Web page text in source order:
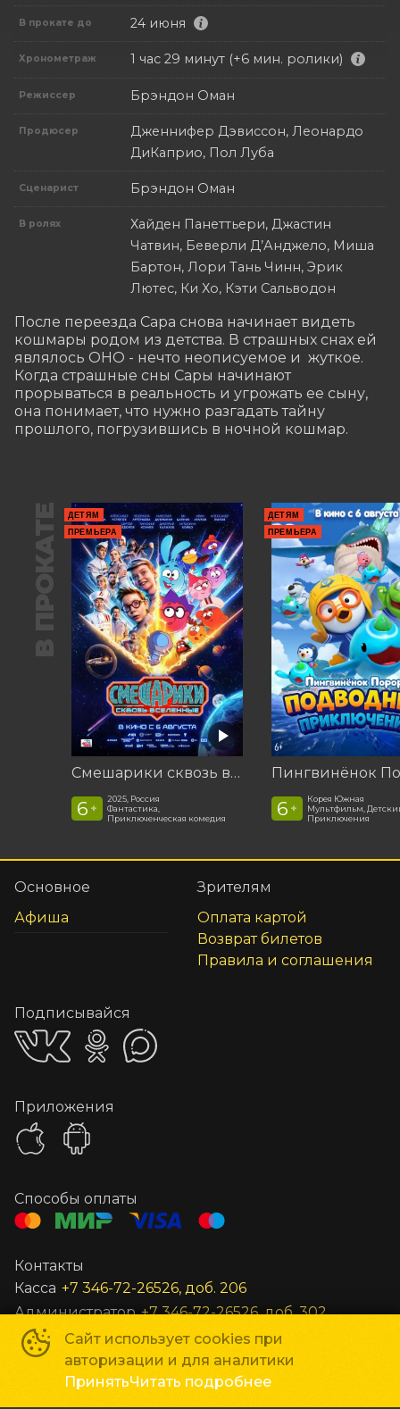
В прокате до 24 июня
Хронометраж 1 час 29 минут (+6 мин. ролики)
Режиссер Брэндон Оман
Продюсер
Дженнифер Дэвиссон, Леонардо
ДиКаприо, Пол Луба
Сценарист Брэндон Оман
В ролях
Хайден Панеттьери, Джастин
Чатвин, Беверли Д’Анджело, Миша
Бартон, Лори Тань Чинн, Эрик
Лютес, Ки Хо, Кэти Сальводон
После переезда Сара снова начинает видеть
кошмары родом из детства. В страшных снах ей
являлось ОНО - нечто неописуемое и  жуткое.
Когда страшные сны Сары начинают
прорываться в реальность и угрожать ее сыну,
она понимает, что нужно разгадать тайну
прошлого, погрузившись в ночной кошмар.
В ПРОКАТЕ
ДЕТЯМ
ПРЕМЬЕРА
Смешарики сквозь вселенные
6 +
2025, Россия
Фантастика,
Приключенческая комедия
ДЕТЯМ
ПРЕМЬЕРА
6 +
Корея Южная
Мультфильм,
Приключения
Сайт использует cookies при
авторизации и для аналитики
ПринятьЧитать подробнее
Основное
Афиша
Зрителям
Оплата картой
Возврат билетов
Правила и соглашения
Подписывайся
Приложения
Способы оплаты
Контакты
Касса +7 346-72-26526, доб. 206
Администратор +7 346-72-26526, доб. 302
Заведующий +7 346-72-26526, доб. 301
Все остальные вопросы unost@gkc-planeta.ru
По вопросам гастролей и маркетинга